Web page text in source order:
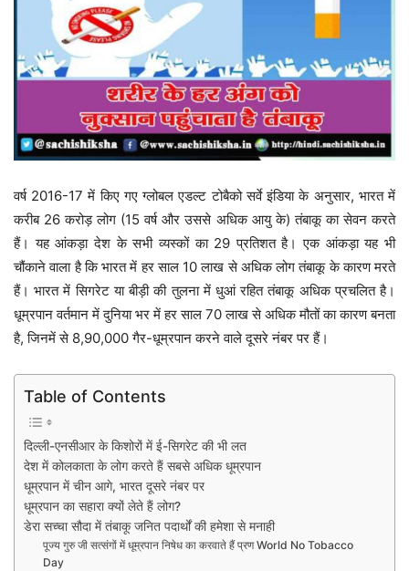
वर्ष 2016-17 में किए गए ग्लोबल एडल्ट टोबैको सर्वे इंडिया के अनुसार, भारत में
करीब 26 करोड़ लोग (15 वर्ष और उससे अधिक आयु के) तंबाकू का सेवन करते
हैं। यह आंकड़ा देश के सभी व्यस्कों का 29 प्रतिशत है। एक आंकड़ा यह भी
चौंकाने वाला है कि भारत में हर साल 10 लाख से अधिक लोग तंबाकू के कारण मरते
हैं। भारत में सिगरेट या बीड़ी की तुलना में धुआं रहित तंबाकू अधिक प्रचलित है।
धूम्रपान वर्तमान में दुनिया भर में हर साल 70 लाख से अधिक मौतों का कारण बनता
है, जिनमें से 8,90,000 गैर-धूम्रपान करने वाले दूसरे नंबर पर हैं।
Table of Contents
दिल्ली-एनसीआर के किशोरों में ई-सिगरेट की भी लत
देश में कोलकाता के लोग करते हैं सबसे अधिक धूम्रपान
धूम्रपान में चीन आगे, भारत दूसरे नंबर पर
धूम्रपान का सहारा क्यों लेते हैं लोग?
डेरा सच्चा सौदा में तंबाकू जनित पदार्थों की हमेशा से मनाही
पूज्य गुरु जी सत्संगों में धूम्रपान निषेध का करवाते हैं प्रण World No Tobacco
Day